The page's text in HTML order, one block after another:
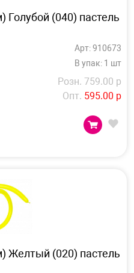
(040) пастель
Арт: 910673
В упак: 1 шт
Розн. 759.00 р
Опт. 595.00 р
(020) пастель